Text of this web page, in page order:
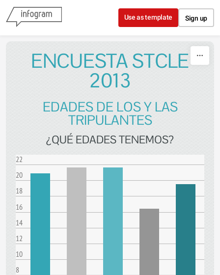
Skip to content
Use as template Sign up
ENCUESTA STCLE
2013
EDADES DE LOS Y LAS
TRIPULANTES
¿QUÉ EDADES TENEMOS?
22
20
18
16
14
12
10
8